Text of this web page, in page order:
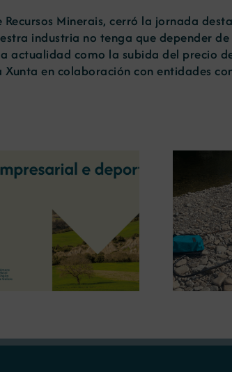
Minerais, cerró la jornada
industria no tenga que depender
actualidad como la subida del precio
en colaboración con entidades
presentan las últimas
innovaciones en
restauración ambiental para
la minería gallega